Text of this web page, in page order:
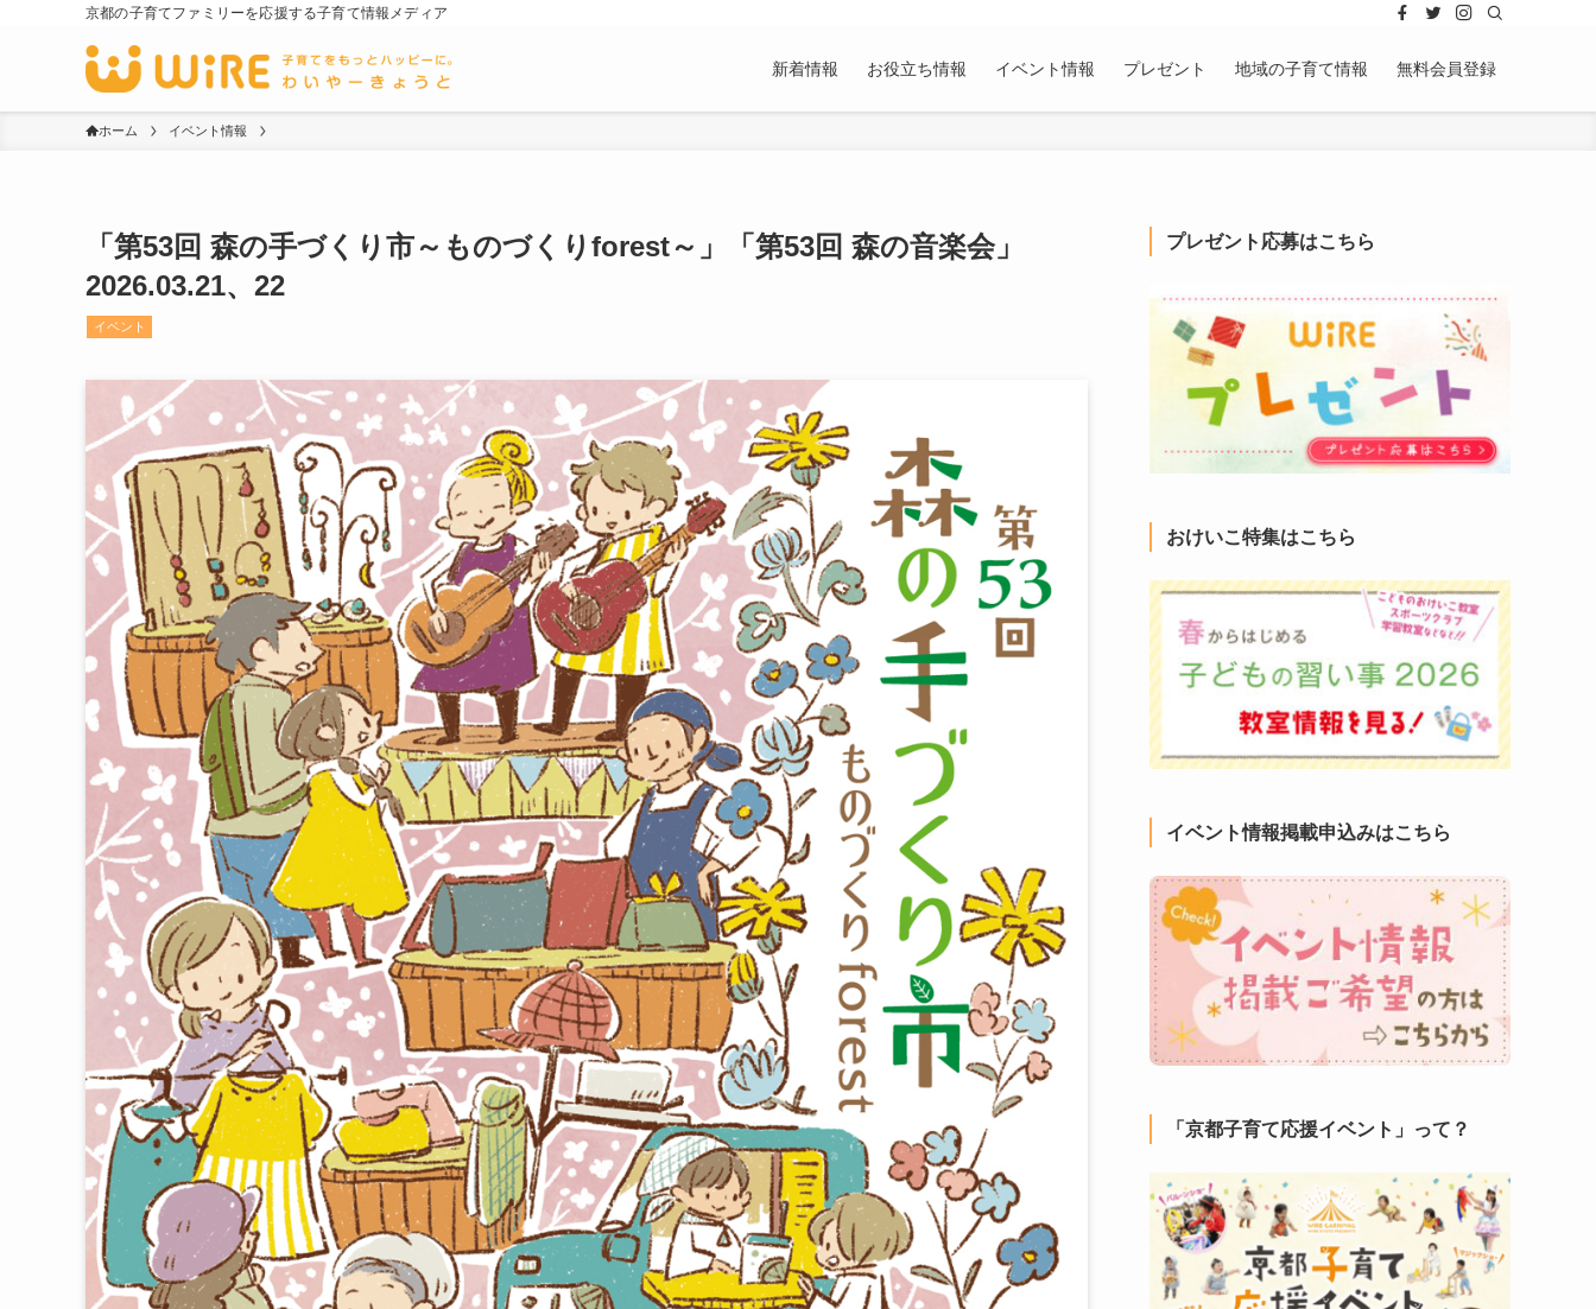
京都の子育てファミリーを応援する子育て情報メディア
新着情報 お役立ち情報 イベント情報 プレゼント 地域の子育て情報 無料会員登録
ホーム イベント情報
「第53回 森の手づくり市～ものづくりforest～」「第53回 森の音楽会」
2026.03.21、22
イベント
プレゼント応募はこちら
おけいこ特集はこちら
イベント情報掲載申込みはこちら
「京都子育て応援イベント」って？